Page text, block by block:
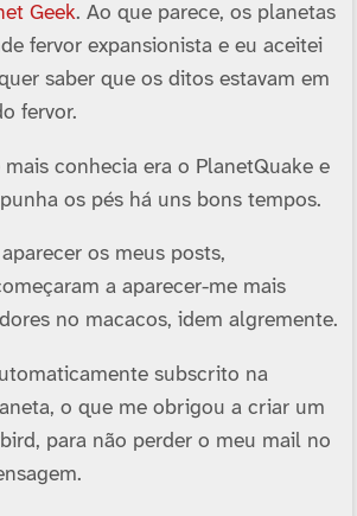
Geek. Ao que parece, os planetas
fervor expansionista e eu aceitei
saber que os ditos estavam em
fervor.
conhecia era o PlanetQuake e
os pés há uns bons tempos.
os meus posts,
a aparecer-me mais
no macacos, idem algremente.
subscrito na
o que me obrigou a criar um
para não perder o meu mail no